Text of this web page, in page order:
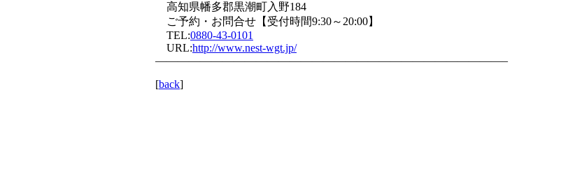
高知県幡多郡黒潮町入野184
ご予約・お問合せ【受付時間9:30～20:00】
TEL:0880-43-0101
URL:http://www.nest-wgt.jp/
———————————————————————————————–
[back]